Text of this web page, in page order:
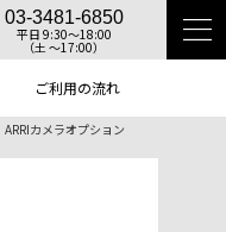
03-3481-6850
平日 9:30〜18:00
（土 〜17:00）
ご利用の流れ
ARRIカメラオプション